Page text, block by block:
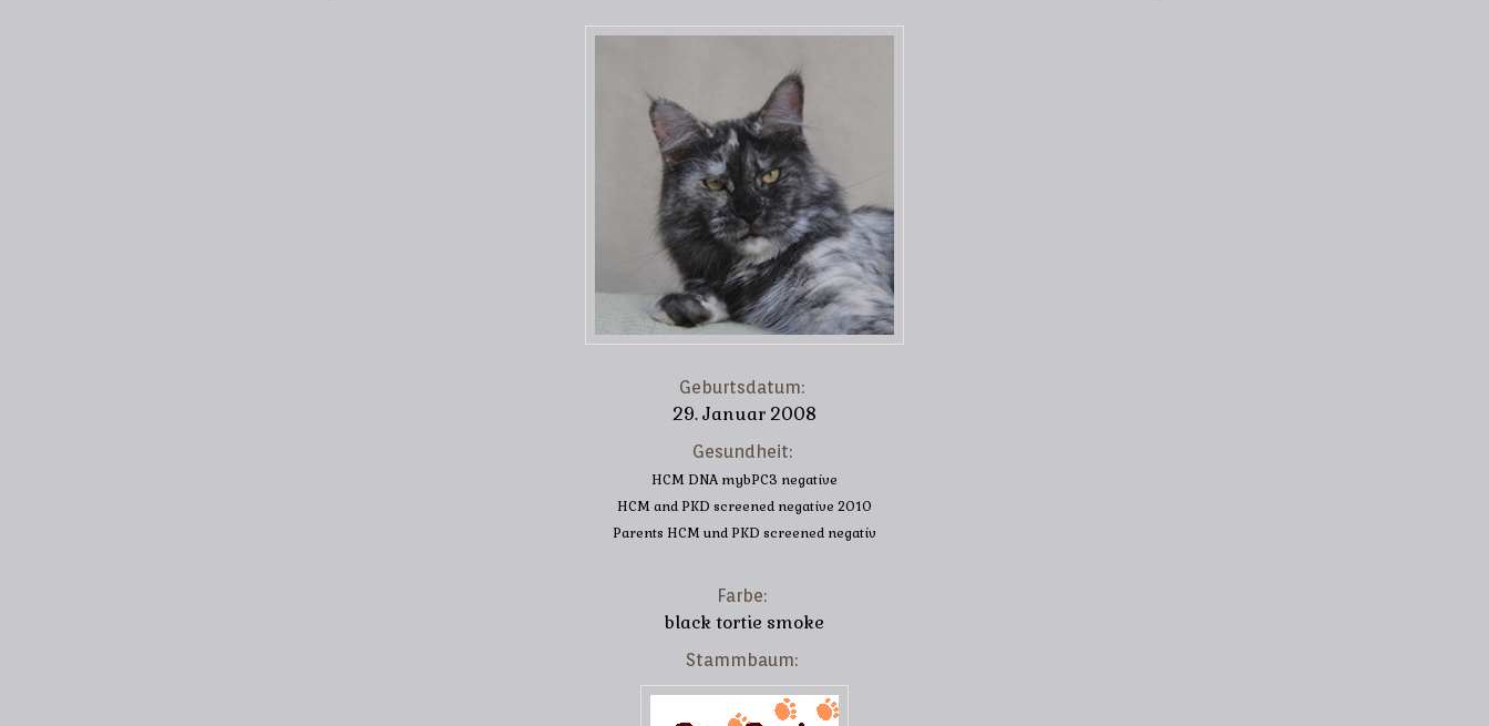
Geburtsdatum:
29. Januar 2008
Gesundheit:
HCM DNA mybPC3 negative
HCM and PKD screened negative 2010
Parents HCM und PKD screened negativ
Farbe:
black tortie smoke
Stammbaum: